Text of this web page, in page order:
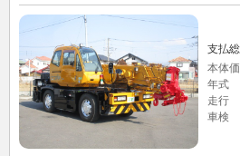
支払
本体
年式
走行
車検